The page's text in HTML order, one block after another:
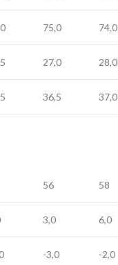
75,0 74,0
27,0 28,0
36,5 37,0
56 58
3,0 6,0
-3,0 -2,0